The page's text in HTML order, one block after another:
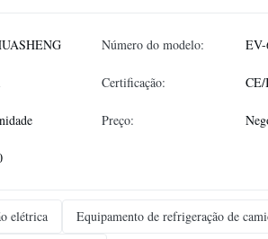
Número do modelo:
Certificação:
Preço:
elétrica
Equipamento de refrigeração de